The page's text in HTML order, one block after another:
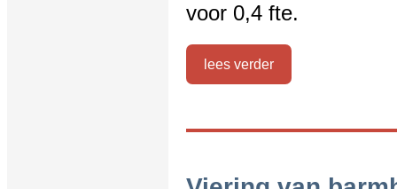
voor 0,4 fte.
lees verder